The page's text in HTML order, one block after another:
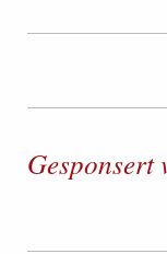
Gesponsert